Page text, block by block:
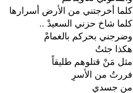
كلما أخرجتني من الأرض أسرارها
كلما شاخ حزني السعيدْ ..
وضرجني بحركم بالغمامْ
هكذا جئتُ
مثل مَنْ قتلوهم طليقاً
فررتُ من الأسرِ
من جسدي